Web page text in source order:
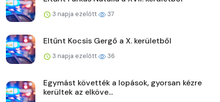
3 napja ezelőtt 37
Eltűnt Kocsis Gergő a X. kerületből
3 napja ezelőtt 36
Egymást követték a lopások, gyorsan kézre
kerültek az elköve...